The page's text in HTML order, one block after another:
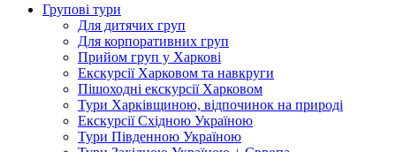
Групові тури
Для дитячих груп
Для корпоративних груп
Прийом груп у Харкові
Екскурсії Харковом та навкруги
Пішоходні екскурсії Харковом
Тури Харківщиною, відпочинок на природі
Екскурсії Східною Україною
Тури Південною Україною